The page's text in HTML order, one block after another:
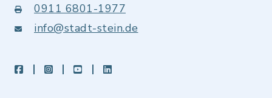
0911 6801-1977
info@stadt-stein.de
facebookinstagramyoutubeLinkedIn